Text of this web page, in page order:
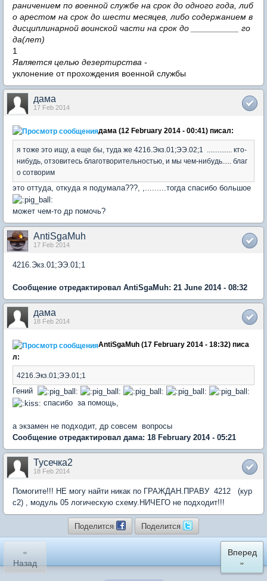
раничением по военной службе на срок до одного года, либ
о арестом на срок до шести месяцев, либо содержанием в
дисциплинарной воинской части на срок до __________ го
да(лет)
1
Является целью дезертирства -
уклонение от прохождения военной службы
дама
17 Feb 2014
дама (12 February 2014 - 00:41) писал:
я тоже это ищу, а еще бы, туда же 4216.Экз.01;ЭЭ.02;1 .............. кто-
нибудь, отзовитесь благотворительностью, и мы чем-нибудь..... благ
о сотворим
это оттуда, откуда я подумала???, ,.........тогда спасибо большое
может чем-то др помочь?
AntiSgaMuh
17 Feb 2014
4216.Экз.01;ЭЭ.01;1
Сообщение отредактировал AntiSgaMuh: 21 June 2014 - 08:32
дама
18 Feb 2014
AntiSgaMuh (17 February 2014 - 18:32) писа
л:
4216.Экз.01;ЭЭ.01;1
Гений
спасибо за помощь,
а экзамен не подходит, др совсем вопросы
Сообщение отредактировал дама: 18 February 2014 - 05:21
Тусечка2
18 Feb 2014
Помогите!!! НЕ могу найти никак по ГРАЖДАН.ПРАВУ 4212 (кур
с2) , модуль 05 логическую схему.НИЧЕГО не подходит!!!
Поделится Поделится
«
Назад
Вперед
»